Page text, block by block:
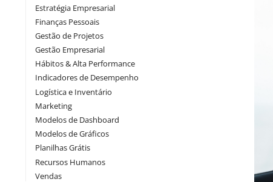
Estratégia Empresarial
Finanças Pessoais
Gestão de Projetos
Gestão Empresarial
Hábitos & Alta Performance
Indicadores de Desempenho
Logística e Inventário
Marketing
Modelos de Dashboard
Modelos de Gráficos
Planilhas Grátis
Recursos Humanos
Vendas